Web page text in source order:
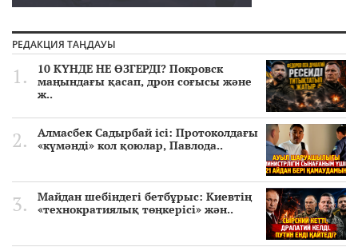
РЕДАКЦИЯ ТАҢДАУЫ
10 КҮНДЕ НЕ ӨЗГЕРДІ? Покровск
маңындағы қасап, дрон соғысы және
ж..
Алмасбек Садырбай ісі: Протоколдағы
«күмәнді» кол қоюлар, Павлода..
Майдан шебіндегі бетбұрыс: Киевтің
«технократиялық төңкерісі» жән..